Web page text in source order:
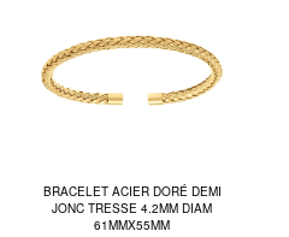
BRACELET ACIER DORÉ DEMI
JONC TRESSE 4.2MM DIAM
61MMX55MM